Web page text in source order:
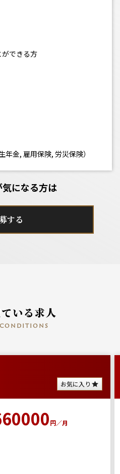
できる方
金, 雇用保険, 労災保険）
になる方は
する
いる求人
お気に入り
円／月